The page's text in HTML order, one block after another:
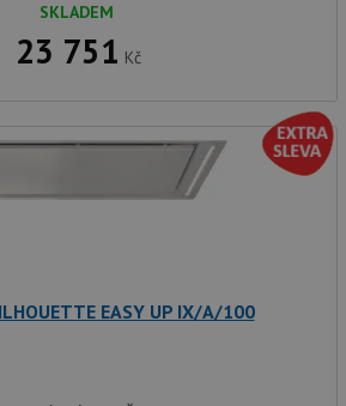
SKLADEM
23 751 Kč
EASY UP IX/A/100